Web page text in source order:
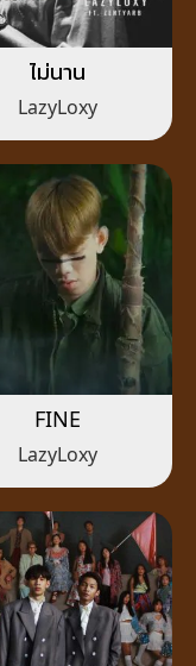
ไม่นาน
LazyLoxy
FINE
LazyLoxy